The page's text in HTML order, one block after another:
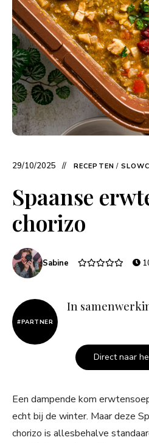
29/10/2025 RECEPTEN /
Spaanse
chorizo
Sabine
#PARTNER
In
Direct naar
Een dampende kom
echt bij de winter. Maar deze
chorizo is allesbehalve